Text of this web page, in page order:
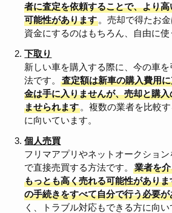
者に査定を依頼することで、より
可能性があります 。売却で得たお
資金にするのはもちろん、自由に使
下取り
新しい車を購入する際に、今の車
法です。査定額は新車の購入費用
金は手に入りませんが、売却と購
ませられます 。複数の業者を比較
に向いています。
個人売買
フリマアプリやネットオークショ
で直接売買する方法です。業者を
もっとも高く売れる可能性があり
の手続きをすべて自分で行う必要
く、トラブル対応もできる方に向い